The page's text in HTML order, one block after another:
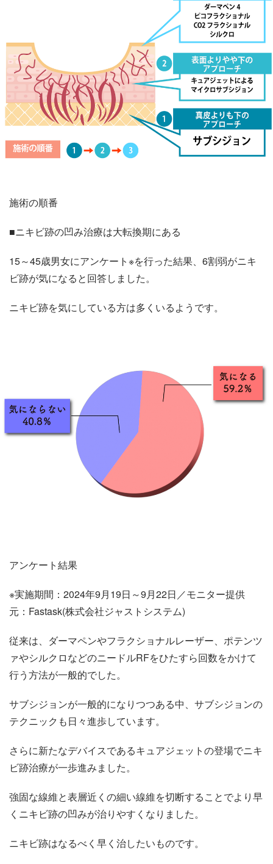
施術の順番
■ニキビ跡の凹み治療は大転換期にある
15～45歳男女にアンケート※を行った結果、6割弱がニキ
ビ跡が気になると回答しました。
ニキビ跡を気にしている方は多くいるようです。
アンケート結果
※実施期間：2024年9月19日～9月22日／モニター提供
元：Fastask(株式会社ジャストシステム)
従来は、ダーマペンやフラクショナルレーザー、ポテンツ
ァやシルクロなどのニードルRFをひたすら回数をかけて
行う方法が一般的でした。
サブシジョンが一般的になりつつある中、サブシジョンの
テクニックも日々進歩しています。
さらに新たなデバイスであるキュアジェットの登場でニキ
ビ跡治療が一歩進みました。
強固な線維と表層近くの細い線維を切断することでより早
くニキビ跡の凹みが治りやすくなりました。
ニキビ跡はなるべく早く治したいものです。